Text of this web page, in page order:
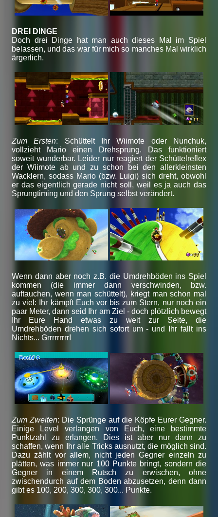
DREI DINGE
Doch drei Dinge hat man auch dieses Mal im Spiel
belassen, und das war für mich so manches Mal wirklich
ärgerlich.
Zum Ersten: Schüttelt Ihr Wiimote oder Nunchuk,
vollzieht Mario einen Drehsprung. Das funktioniert
soweit wunderbar. Leider nur reagiert der Schüttelreflex
der Wiimote ab und zu schon bei den allerkleinsten
Wacklern, sodass Mario (bzw. Luigi) sich dreht, obwohl
er das eigentlich gerade nicht soll, weil es ja auch das
Sprungtiming und den Sprung selbst verändert.
Wenn dann aber noch z.B. die Umdrehböden ins Spiel
kommen (die immer dann verschwinden, bzw.
auftauchen, wenn man schüttelt), kriegt man schon mal
zu viel: Ihr kämpft Euch vor bis zum Stern, nur noch ein
paar Meter, dann seid Ihr am Ziel - doch plötzlich bewegt
Ihr Eure Hand etwas zu weit zur Seite, die
Umdrehböden drehen sich sofort um - und Ihr fallt ins
Nichts... Grrrrrrrrr!
Zum Zweiten: Die Sprünge auf die Köpfe Eurer Gegner.
Einige Level verlangen von Euch, eine bestimmte
Punktzahl zu erlangen. Dies ist aber nur dann zu
schaffen, wenn Ihr alle Tricks ausnutzt, die möglich sind.
Dazu zählt vor allem, nicht jeden Gegner einzeln zu
plätten, was immer nur 100 Punkte bringt, sondern die
Gegner in einem Rutsch zu erwischen, ohne
zwischendurch auf dem Boden abzusetzen, denn dann
gibt es 100, 200, 300, 300, 300... Punkte.